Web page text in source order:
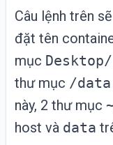
Câu lệnh trên sẽ
đặt tên
mục
thư mục /data
này, 2 thư mục
host và data